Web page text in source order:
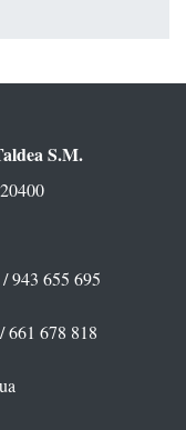
S.M.
/ 943 655 695
661 678 818